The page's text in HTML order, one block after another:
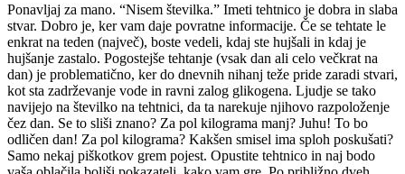
Ponavljaj za mano. “Nisem številka.” Imeti tehtnico je dobra in slaba
stvar. Dobro je, ker vam daje povratne informacije. Če se tehtate le
enkrat na teden (največ), boste vedeli, kdaj ste hujšali in kdaj je
hujšanje zastalo. Pogostejše tehtanje (vsak dan ali celo večkrat na
dan) je problematično, ker do dnevnih nihanj teže pride zaradi stvari,
kot sta zadrževanje vode in ravni zalog glikogena. Ljudje se tako
navijejo na številko na tehtnici, da ta narekuje njihovo razpoloženje
čez dan. Se to sliši znano? Za pol kilograma manj? Juhu! To bo
odličen dan! Za pol kilograma? Kakšen smisel ima sploh poskušati?
Samo nekaj piškotkov grem pojest. Opustite tehtnico in naj bodo